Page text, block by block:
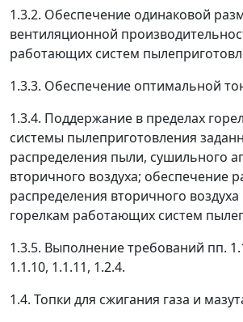
1.3.2. Обеспечение одинаковой
вентиляционной
работающих систем
1.3.3. Обеспечение оптимальной
1.3.4. Поддержание в пределах
системы пылеприготовления
распределения пыли, сушильного
вторичного воздуха; обеспечение
распределения вторичного
горелкам работающих систем
1.3.5. Выполнение требований пп.
1.1.10, 1.1.11, 1.2.4.
1.4. Топки для сжигания газа и